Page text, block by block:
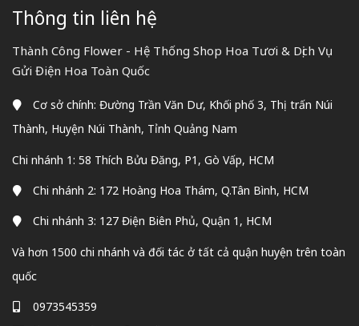
Thông tin liên hệ
Thành Công Flower - Hệ Thống Shop Hoa Tươi & Dịch Vụ
Gửi Điện Hoa Toàn Quốc
Cơ sở chính: Đường Trần Văn Dư, Khối phố 3, Thị trấn Núi
Thành, Huyện Núi Thành, Tỉnh Quảng Nam
Chi nhánh 1: 58 Thích Bửu Đăng, P1, Gò Vấp, HCM
Chi nhánh 2: 172 Hoàng Hoa Thám, Q.Tân Bình, HCM
Chi nhánh 3: 127 Điện Biên Phủ, Quận 1, HCM
Và hơn 1500 chi nhánh và đối tác ở tất cả quận huyện trên toàn
quốc
0973545359